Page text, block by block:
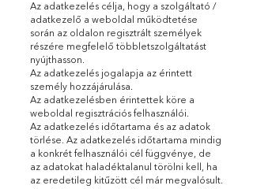
Az adatkezelés célja, hogy a szolgáltató /
adatkezelő a weboldal működtetése
során az oldalon regisztrált személyek
részére megfelelő többletszolgáltatást
nyújthasson.
Az adatkezelés jogalapja az érintett
személy hozzájárulása.
Az adatkezelésben érintettek köre a
weboldal regisztrációs felhasználói.
Az adatkezelés időtartama és az adatok
törlése. Az adatkezelés időtartama mindig
a konkrét felhasználói cél függvénye, de
az adatokat haladéktalanul törölni kell, ha
az eredetileg kitűzött cél már megvalósult.